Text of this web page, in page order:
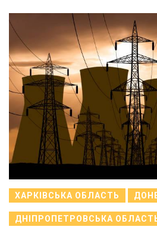
ХАРКІВСЬКА ОБЛАСТЬ
ДНІПРОПЕТРОВСЬКА